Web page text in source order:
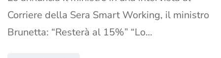
Corriere della Sera Smart Working, il ministro
Brunetta: “Resterà al 15%” “Lo…